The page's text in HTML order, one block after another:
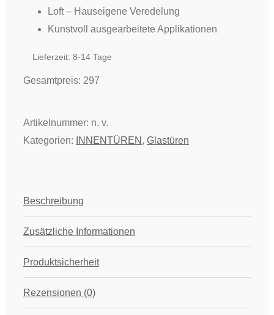
MengeLoft – Hauseigene Veredelung
Kunstvoll ausgearbeitete Applikationen
Lieferzeit: 8-14 Tage
Gesamtpreis: 297
Artikelnummer: n. v.
Kategorien:
INNENTÜREN , Glastüren
Beschreibung
Zusätzliche Informationen
Produktsicherheit
Rezensionen (0)